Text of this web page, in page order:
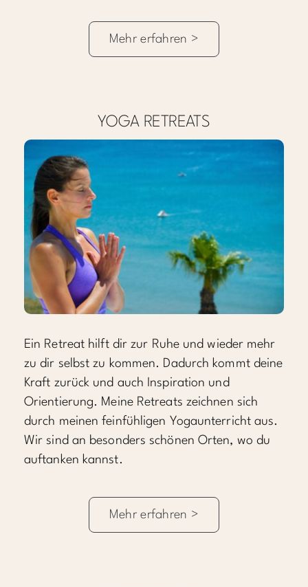
Mehr erfahren >
YOGA RETREATS
Ein Retreat hilft dir zur Ruhe und wieder mehr
zu dir selbst zu kommen. Dadurch kommt deine
Kraft zurück und auch Inspiration und
Orientierung. Meine Retreats zeichnen sich
durch meinen feinfühligen Yogaunterricht aus.
Wir sind an besonders schönen Orten, wo du
auftanken kannst.
Mehr erfahren >